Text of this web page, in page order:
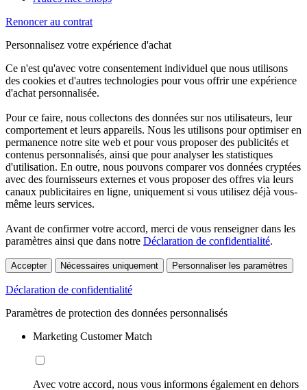
Renoncer au contrat
Personnalisez votre expérience d'achat
Ce n'est qu'avec votre consentement individuel que nous utilisons
des cookies et d'autres technologies pour vous offrir une expérience
d'achat personnalisée.
Pour ce faire, nous collectons des données sur nos utilisateurs, leur
comportement et leurs appareils. Nous les utilisons pour optimiser en
permanence notre site web et pour vous proposer des publicités et
contenus personnalisés, ainsi que pour analyser les statistiques
d'utilisation. En outre, nous pouvons comparer vos données cryptées
avec des fournisseurs externes et vous proposer des offres via leurs
canaux publicitaires en ligne, uniquement si vous utilisez déjà vous-
même leurs services.
Avant de confirmer votre accord, merci de vous renseigner dans les
paramètres ainsi que dans notre Déclaration de confidentialité.
Accepter Nécessaires uniquement Personnaliser les paramètres
Déclaration de confidentialité
Paramètres de protection des données personnalisés
Marketing Customer Match
Avec votre accord, nous vous informons également en dehors